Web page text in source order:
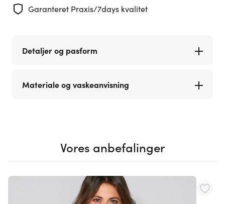
Garanteret Praxis/7days kvalitet
Detaljer og pasform
Materiale og vaskeanvisning
Vores anbefalinger
Navigating through the elements of the carousel is possible
Press to skip carousel
Press to go to carousel navigation